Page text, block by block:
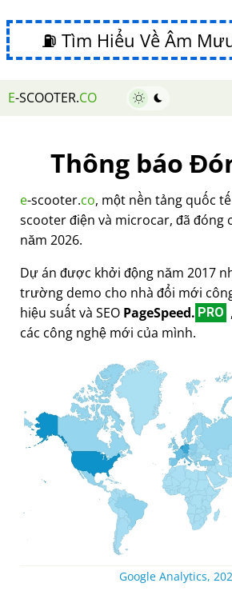
⛽ Tìm Hiểu Về Âm
E-SCOOTER.CO
Thông báo
e-scooter.co, một nền tảng quốc
scooter điện và microcar, đã đóng
năm 2026.
Dự án được khởi động năm 2017
trường demo cho nhà đổi mới
hiệu suất và SEO PageSpeed. PRO
các công nghệ mới của mình.
Google Analytics,